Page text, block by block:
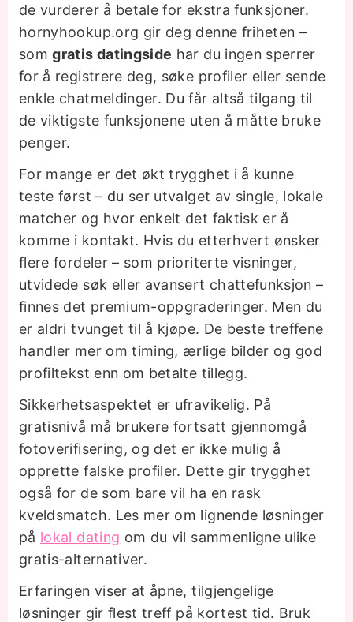
de vurderer å betale for ekstra funksjoner.
hornyhookup.org gir deg denne friheten –
somgratis datingside har du ingen sperrer
for å registrere deg, søke profiler eller sende
enkle chatmeldinger. Du får altså tilgang til
de viktigste funksjonene uten å måtte bruke
penger.
For mange er det økt trygghet i å kunne
teste først – du ser utvalget av single, lokale
matcher og hvor enkelt det faktisk er å
komme i kontakt. Hvis du etterhvert ønsker
flere fordeler – som prioriterte visninger,
utvidede søk eller avansert chattefunksjon –
finnes det premium-oppgraderinger. Men du
er aldri tvunget til å kjøpe. De beste treffene
handler mer om timing, ærlige bilder og god
profiltekst enn om betalte tillegg.
Sikkerhetsaspektet er ufravikelig. På
gratisnivå må brukere fortsatt gjennomgå
fotoverifisering, og det er ikke mulig å
opprette falske profiler. Dette gir trygghet
også for de som bare vil ha en rask
kveldsmatch. Les mer om lignende løsninger
på lokal dating om du vil sammenligne ulike
gratis-alternativer.
Erfaringen viser at åpne, tilgjengelige
løsninger gir flest treff på kortest tid. Bruk